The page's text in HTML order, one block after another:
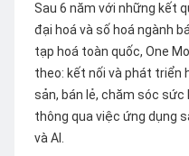
Sau 6 năm với những kết
đại hoá và số hoá ngành
tạp hoá toàn quốc, One
theo: kết nối và phát triển
sản, bán lẻ, chăm sóc sức
thông qua việc ứng dụng
và AI.